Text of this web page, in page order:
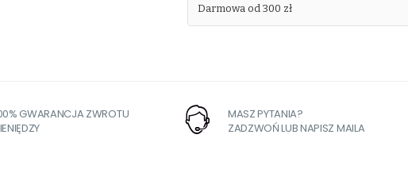
Darmowa od 300 zł
GWARANCJA ZWROTU
MASZ PYTANIA?
ZADZWOŃ LUB NAPISZ MAILA